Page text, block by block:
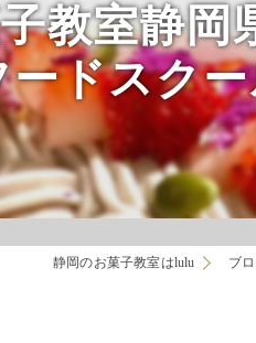
教室静岡
ドスク
静岡のお菓子教室はlulu ブ